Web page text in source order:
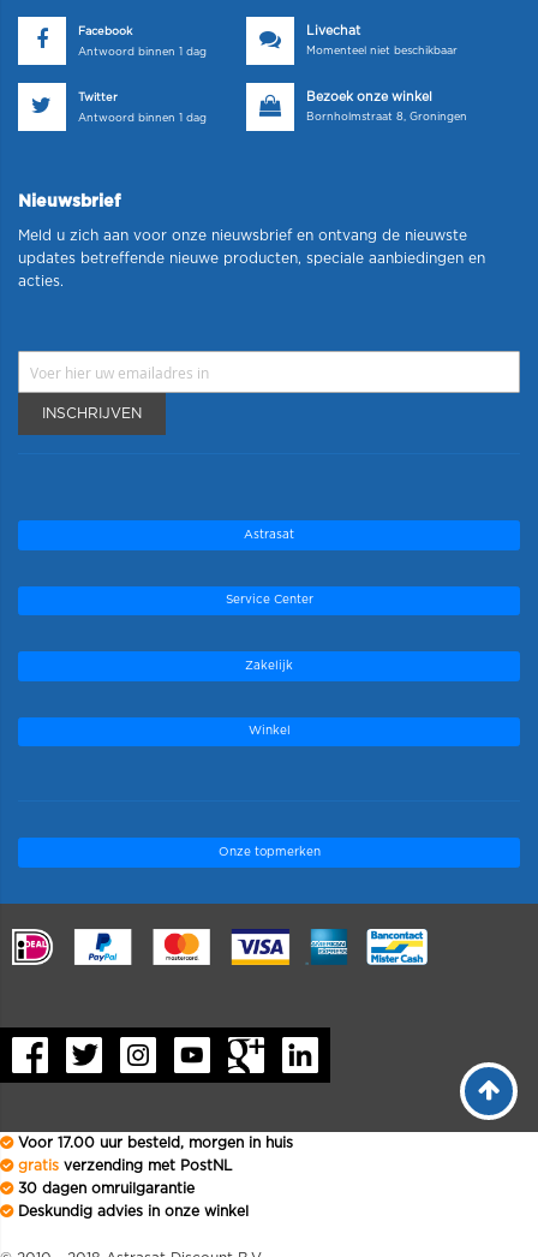
Facebook
Antwoord binnen 1 dag
Livechat
Momenteel niet beschikbaar
Twitter
Antwoord binnen 1 dag
Bezoek onze winkel
Bornholmstraat 8, Groningen
Nieuwsbrief
Meld u zich aan voor onze nieuwsbrief en ontvang de nieuwste
updates betreffende nieuwe producten, speciale aanbiedingen en
acties.
INSCHRIJVEN
Astrasat
Service Center
Zakelijk
Winkel
Onze topmerken
.
Voor 17.00 uur besteld, morgen in huis
gratis verzending met PostNL
30 dagen omruilgarantie
Deskundig advies in onze winkel